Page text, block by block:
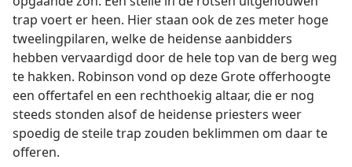
trap voert er heen. Hier staan ook de zes meter hoge
tweelingpilaren, welke de heidense aanbidders
hebben vervaardigd door de hele top van de berg weg
te hakken. Robinson vond op deze Grote offerhoogte
een offertafel en een rechthoekig altaar, die er nog
steeds stonden alsof de heidense priesters weer
spoedig de steile trap zouden beklimmen om daar te
offeren.